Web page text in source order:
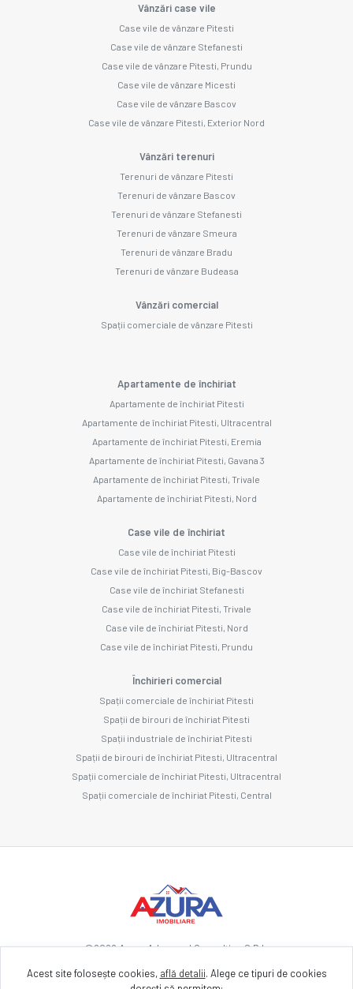
Vânzări case vile
Case vile de vânzare Pitesti
Case vile de vânzare Stefanesti
Case vile de vânzare Pitesti, Prundu
Case vile de vânzare Micesti
Case vile de vânzare Bascov
Case vile de vânzare Pitesti, Exterior Nord
Vânzări terenuri
Terenuri de vânzare Pitesti
Terenuri de vânzare Bascov
Terenuri de vânzare Stefanesti
Terenuri de vânzare Smeura
Terenuri de vânzare Bradu
Terenuri de vânzare Budeasa
Vânzări comercial
Spații comerciale de vânzare Pitesti
Apartamente de închiriat
Apartamente de închiriat Pitesti
Apartamente de închiriat Pitesti, Ultracentral
Apartamente de închiriat Pitesti, Eremia
Apartamente de închiriat Pitesti, Gavana 3
Apartamente de închiriat Pitesti, Trivale
Apartamente de închiriat Pitesti, Nord
Case vile de închiriat
Case vile de închiriat Pitesti
Case vile de închiriat Pitesti, Big-Bascov
Case vile de închiriat Stefanesti
Case vile de închiriat Pitesti, Trivale
Case vile de închiriat Pitesti, Nord
Case vile de închiriat Pitesti, Prundu
Închirieri comercial
Spații comerciale de închiriat Pitesti
Spații de birouri de închiriat Pitesti
Spații industriale de închiriat Pitesti
Spații de birouri de închiriat Pitesti, Ultracentral
Spații comerciale de închiriat Pitesti, Ultracentral
Spații comerciale de închiriat Pitesti, Central
©2026Azura Advanced Consulting S.R.L.
Acest site folosește cookies, află detalii. Alege ce tipuri de cookies